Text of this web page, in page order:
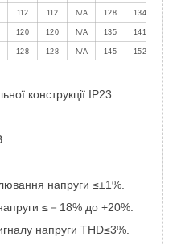
112 112 N/A 128 134
120 120 N/A 135 141
128 128 N/A 145 152
150,0 N/A 178,0 183,0
196,0
235,0
250,0
конструкції IP23.
напруги ≤±1%.
≤－18% до +20%.
напруги THD≤3%.